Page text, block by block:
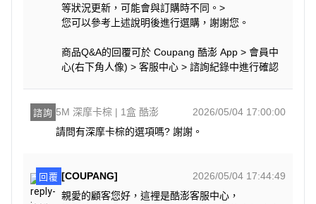
等狀況更新，可能會與訂購時不同。>
您可以參考上述說明後進行選購，謝謝您。
商品Q&A的回覆可於 Coupang 酷澎 App > 會員中
心(右下角人像) > 客服中心 > 諮詢紀錄中進行確認
諮詢 5M 深摩卡棕 | 1盒 酷澎
2026/05/04 17:00:00
請問有深摩卡棕的選項嗎? 謝謝。
回覆 [COUPANG]
2026/05/04 17:44:49
親愛的顧客您好，這裡是酷澎客服中心，